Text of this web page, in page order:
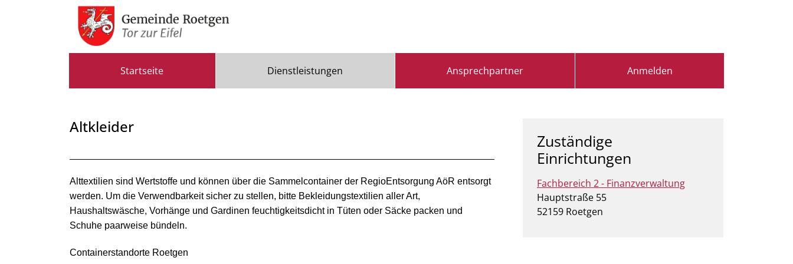
Zum Hauptinhalt springen
Startseite Dienstleistungen Ansprechpartner Anmelden
Altkleider
Beschreibung
Alttextilien sind Wertstoffe und können über die Sammelcontainer der RegioEntsorgung AöR entsorgt
werden. Um die Verwendbarkeit sicher zu stellen, bitte Bekleidungstextilien aller Art,
Haushaltswäsche, Vorhänge und Gardinen feuchtigkeitsdicht in Tüten oder Säcke packen und
Schuhe paarweise bündeln.
Containerstandorte Roetgen
Zuständige
Einrichtungen
Fachbereich 2 - Finanzverwaltung
Straße:
Hauptstraße Hausnummer:
55
PLZ:
52159 Ort:
Roetgen